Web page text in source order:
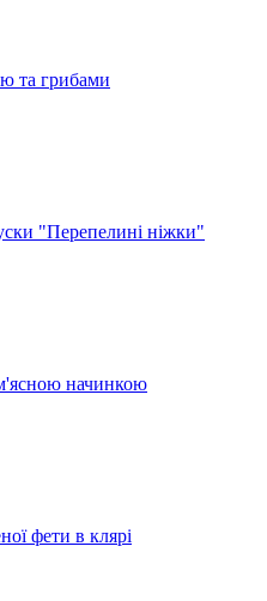
та грибами
"Перепелині ніжки"
начинкою
фети в клярі